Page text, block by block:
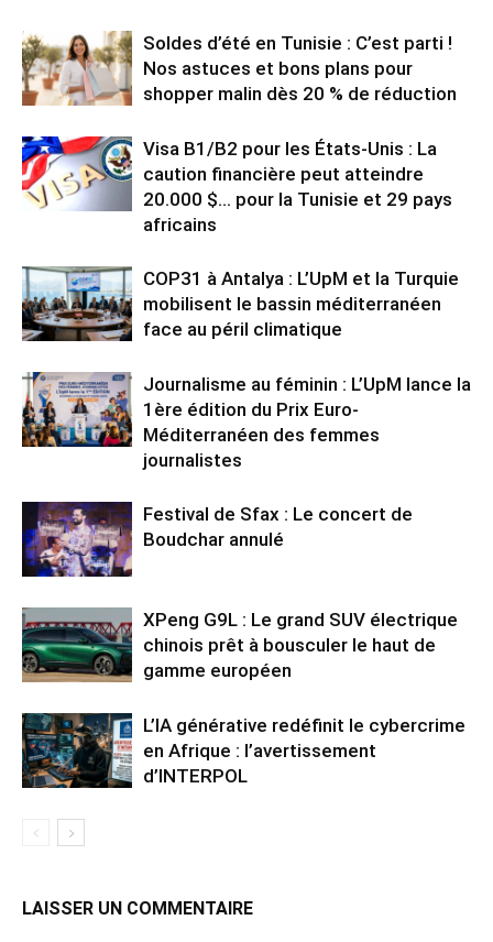
Soldes d’été en Tunisie : C’est parti !
Nos astuces et bons plans pour
shopper malin dès 20 % de réduction
Visa B1/B2 pour les États-Unis : La
caution financière peut atteindre
20.000 $… pour la Tunisie et 29 pays
africains
COP31 à Antalya : L’UpM et la Turquie
mobilisent le bassin méditerranéen
face au péril climatique
Journalisme au féminin : L’UpM lance la
1ère édition du Prix Euro-
Méditerranéen des femmes
journalistes
Festival de Sfax : Le concert de
Boudchar annulé
XPeng G9L : Le grand SUV électrique
chinois prêt à bousculer le haut de
gamme européen
L’IA générative redéfinit le cybercrime
en Afrique : l’avertissement
d’INTERPOL
LAISSER UN COMMENTAIRE